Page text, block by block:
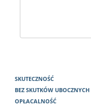
SKUTECZNOŚĆ
BEZ SKUTKÓW UBOCZNYCH
OPŁACALNOŚĆ